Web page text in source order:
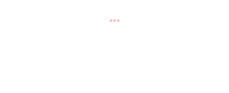
***